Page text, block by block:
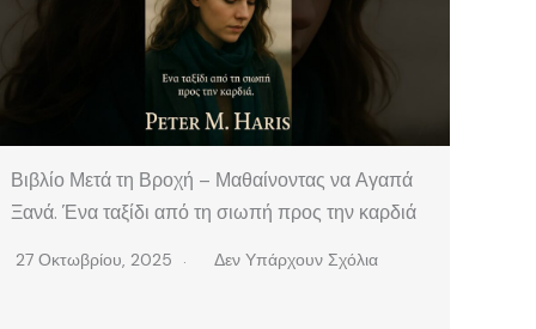
Βιβλίο Μετά τη Βροχή – Μαθαίνοντας να Αγαπά
Ξανά. Ένα ταξίδι από τη σιωπή προς την καρδιά
27 Οκτωβρίου, 2025 Δεν Υπάρχουν Σχόλια